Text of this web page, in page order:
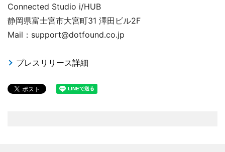
Connected Studio i/HUB
静岡県富士宮市大宮町31 澤田ビル2F
Mail：support@dotfound.co.jp
プレスリリース詳細